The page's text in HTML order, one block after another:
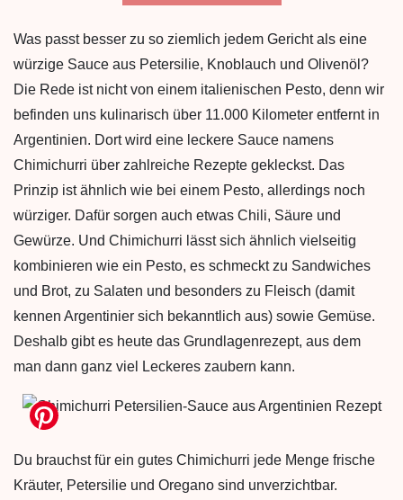
Was passt besser zu so ziemlich jedem Gericht als eine
würzige Sauce aus Petersilie, Knoblauch und Olivenöl?
Die Rede ist nicht von einem italienischen Pesto, denn wir
befinden uns kulinarisch über 11.000 Kilometer entfernt in
Argentinien. Dort wird eine leckere Sauce namens
Chimichurri über zahlreiche Rezepte gekleckst. Das
Prinzip ist ähnlich wie bei einem Pesto, allerdings noch
würziger. Dafür sorgen auch etwas Chili, Säure und
Gewürze. Und Chimichurri lässt sich ähnlich vielseitig
kombinieren wie ein Pesto, es schmeckt zu Sandwiches
und Brot, zu Salaten und besonders zu Fleisch (damit
kennen Argentinier sich bekanntlich aus) sowie Gemüse.
Deshalb gibt es heute das Grundlagenrezept, aus dem
man dann ganz viel Leckeres zaubern kann.
Du brauchst für ein gutes Chimichurri jede Menge frische
Kräuter, Petersilie und Oregano sind unverzichtbar.